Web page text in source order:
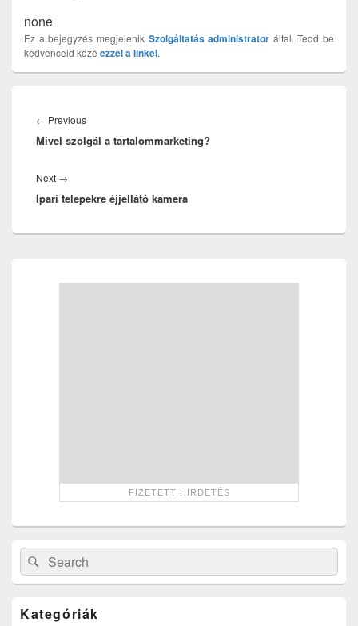
none
Ez a bejegyzés megjelenik Szolgáltatás administrator által. Tedd be
kedvenceid közé ezzel a linkel.
navigáció
← PreviousPrevious
post:
Mivel szolgál a tartalommarketing?
Next →
post:
Ipari telepekre éjjellátó kamera
Search
for:
Search
Kategóriák